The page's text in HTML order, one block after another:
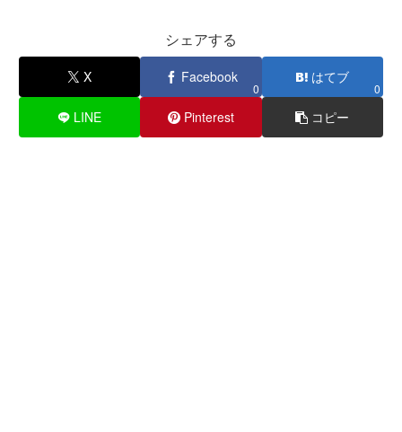
シェアする
X Facebook
0
はてブ
0
LINE Pinterest コピー